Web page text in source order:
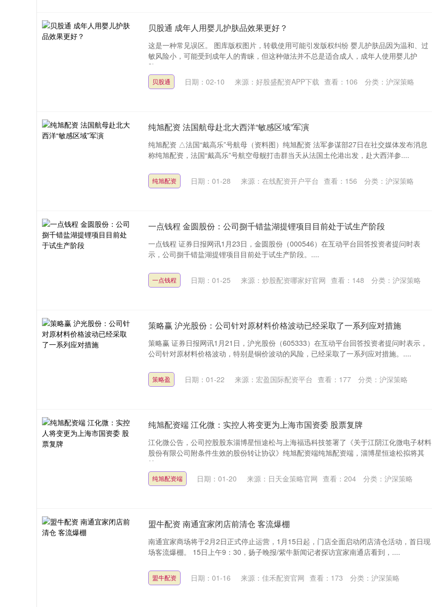
贝股通 成年人用婴儿护肤品效果更好？
这是一种常见误区。 图库版权图片，转载使用可能引发版权纠纷 婴儿护肤品因为温和、过
敏风险小，可能受到成年人的青睐，但这种做法并不总是适合成人，成年人使用婴儿护
肤....
贝股通 日期：02-10 来源：好股盛配资APP下载 查看： 106 分类： 沪深策略
纯旭配资 法国航母赴北大西洋“敏感区域”军演
纯旭配资 △法国“戴高乐”号航母（资料图）纯旭配资 法军参谋部27日在社交媒体发布消息
称纯旭配资，法国“戴高乐”号航空母舰打击群当天从法国土伦港出发，赴大西洋参....
纯旭配资 日期：01-28 来源：在线配资开户平台 查看： 156 分类： 沪深策略
一点钱程 金圆股份：公司捌千错盐湖提锂项目目前处于试生产阶段
一点钱程 证券日报网讯1月23日，金圆股份（000546）在互动平台回答投资者提问时表
示，公司捌千错盐湖提锂项目目前处于试生产阶段。....
一点钱程 日期：01-25 来源：炒股配资哪家好官网 查看： 148 分类： 沪深策略
策略赢 沪光股份：公司针对原材料价格波动已经采取了一系列应对措施
策略赢 证券日报网讯1月21日，沪光股份（605333）在互动平台回答投资者提问时表示，
公司针对原材料价格波动，特别是铜价波动的风险，已经采取了一系列应对措施。....
策略盈 日期：01-22 来源：宏盈国际配资平台 查看： 177 分类： 沪深策略
纯旭配资端 江化微：实控人将变更为上海市国资委 股票复牌
江化微公告，公司控股股东淄博星恒途松与上海福迅科技签署了《关于江阴江化微电子材料
股份有限公司附条件生效的股份转让协议》纯旭配资端纯旭配资端，淄博星恒途松拟将其
持....
纯旭配资端 日期：01-20 来源：日天金策略官网 查看： 204 分类： 沪深策略
盟牛配资 南通宜家闭店前清仓 客流爆棚
南通宜家商场将于2月2日正式停止运营，1月15日起，门店全面启动闭店清仓活动，首日现
场客流爆棚。 15日上午9：30，扬子晚报/紫牛新闻记者探访宜家南通店看到，....
盟牛配资 日期：01-16 来源：佳禾配资官网 查看： 173 分类： 沪深策略